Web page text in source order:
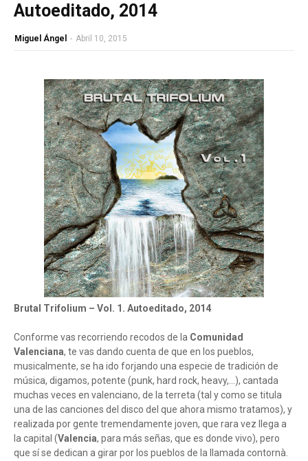
Autoeditado, 2014
Miguel Ángel - Abril 10, 2015
Brutal Trifolium – Vol. 1. Autoeditado, 2014
Conforme vas recorriendo recodos de la Comunidad
Valenciana, te vas dando cuenta de que en los pueblos,
musicalmente, se ha ido forjando una especie de tradición de
música, digamos, potente (punk, hard rock, heavy,...), cantada
muchas veces en valenciano, de la terreta (tal y como se titula
una de las canciones del disco del que ahora mismo tratamos), y
realizada por gente tremendamente joven, que rara vez llega a
la capital (Valencia, para más señas, que es donde vivo), pero
que sí se dedican a girar por los pueblos de la llamada contornà.